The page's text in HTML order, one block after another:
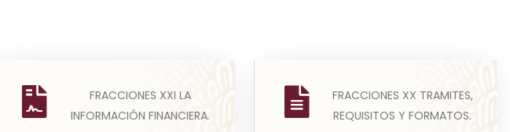
FRACCIONES XXI LA
INFORMACIÓN FINANCIERA.
publicarán los sujetos obligados
en cumplimiento de esta fracc...
FRACCIONES XX TRAMITES,
REQUISITOS Y FORMATOS.
publicarán la información
relacionada con las tareas